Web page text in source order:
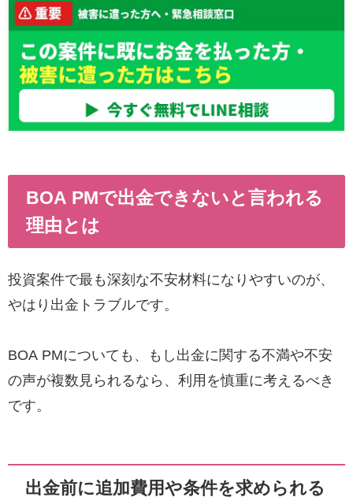
BOA PMで出金できないと言われる
理由とは
投資案件で最も深刻な不安材料になりやすいのが、
やはり出金トラブルです。
BOA PMについても、もし出金に関する不満や不安
の声が複数見られるなら、利用を慎重に考えるべき
です。
出金前に追加費用や条件を求められる